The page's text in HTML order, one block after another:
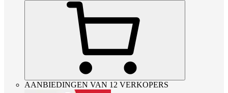
AANBIEDINGEN VAN 12 VERKOPERS